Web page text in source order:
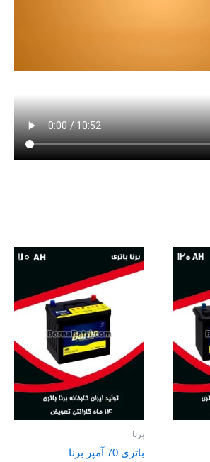
برنا
باتری 70 آمپر برنا